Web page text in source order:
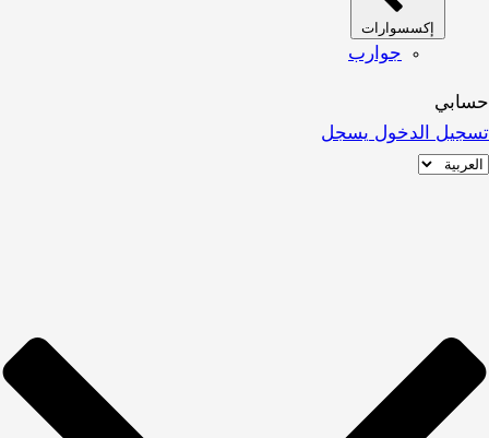
إكسسوارات
جوارب
حسابي
تسجيل الدخول يسجل